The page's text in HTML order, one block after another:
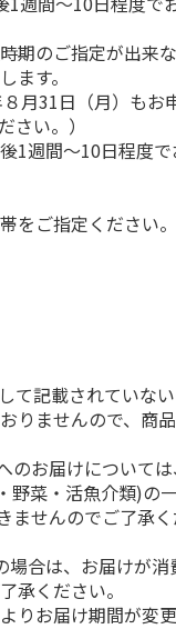
＜
期のご指定が出来
ます。
月31日（月）もお
さい。）
1週間～10日程度で
ご指定ください。
て記載されていな
りませんので、商
のお届けについて
菜・活魚介類)の
ませんのでご了承く
合は、お届けが消
承ください。
りお届け期間が変